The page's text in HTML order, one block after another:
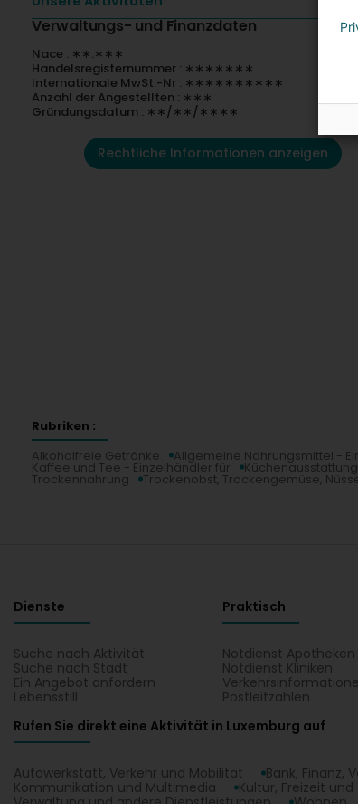
Verwaltungs- und Finanzdaten
Nace : ∗∗.∗∗∗
Handelsregisternummer : ∗∗∗∗∗∗∗
Internationale MwSt.-Nr : ∗∗∗∗∗∗∗∗∗∗
Anzahl der Angestellten : ∗∗∗
Gründungsdatum : ∗∗/∗∗/∗∗∗∗
Rechtliche Informationen anzeigen
Rubriken :
Alkoholfreie Getränke
Allgemeine Nahrungsmittel -
Kaffee und Tee - Einzelhändler für Küchenausstattung
Trockennahrung Trockenobst, Trockengemüse,
Dienste
Suche nach Aktivität
Suche nach Stadt
Ein Angebot anfordern
Lebensstill
Praktisch
Notdienst Apotheken
Notdienst Kliniken
Postleitzahlen
Rufen Sie direkt eine Aktivität in Luxemburg auf
Autowerkstatt, Verkehr und Mobilität Bank, Finanz,
Kommunikation und Multimedia
Kultur, Freizeit
Verwaltung und andere Dienstleistungen
Wohnen